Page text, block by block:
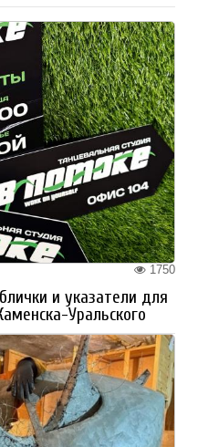
1750
и указатели для
Уральского